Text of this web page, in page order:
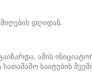
დღიდან.
ამის
საიტების